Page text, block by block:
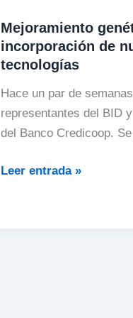
Mejoramiento
incorporación de
tecnologías
Hace un par de
representantes del BID
del Banco Credicoop.
Mejoramiento
genético
e
incorporación
nuevas
Leer entrada »